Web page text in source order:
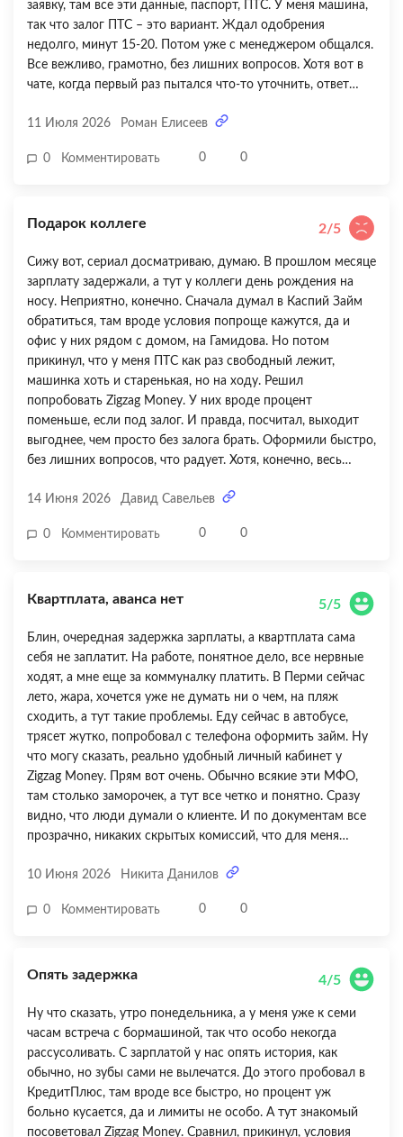
заявку, там все эти данные, паспорт, ПТС. У меня машина,
так что залог ПТС – это вариант. Ждал одобрения
недолго, минут 15-20. Потом уже с менеджером общался.
Все вежливо, грамотно, без лишних вопросов. Хотя вот в
чате, когда первый раз пытался что-то уточнить, ответ
обед был или народу много, не знаю. В общем, все
Купил подарок, все довольны. Конечно, хотелось бы,
сейчас, к слову, пробки какие-то жуткие, видимо, из-за
ремонта дорог. Вот и приходится в такие моменты голову
ломать. А так, все норм, жить можно.
11 Июля 2026 Роман Елисеев
0 Комментировать 0 0
Подарок коллеге 2/5
Сижу вот, сериал досматриваю, думаю. В прошлом месяце
зарплату задержали, а тут у коллеги день рождения на
носу. Неприятно, конечно. Сначала думал в Каспий Займ
обратиться, там вроде условия попроще кажутся, да и
офис у них рядом с домом, на Гамидова. Но потом
прикинул, что у меня ПТС как раз свободный лежит,
машинка хоть и старенькая, но на ходу. Решил
попробовать Zigzag Money. У них вроде процент
поменьше, если под залог. И правда, посчитал, выходит
выгоднее, чем просто без залога брать. Оформили быстро,
без лишних вопросов, что радует. Хотя, конечно, весь
сказать, деньги получил, подарок купил. Пробежался по
конечно, кусаются. В целом, свою задачу Zigzag Money
14 Июня 2026 Давид Савельев
0 Комментировать 0 0
Квартплата, аванса нет 5/5
Блин, очередная задержка зарплаты, а квартплата сама
себя не заплатит. На работе, понятное дело, все нервные
ходят, а мне еще за коммуналку платить. В Перми сейчас
лето, жара, хочется уже не думать ни о чем, на пляж
сходить, а тут такие проблемы. Еду сейчас в автобусе,
трясет жутко, попробовал с телефона оформить займ. Ну
что могу сказать, реально удобный личный кабинет у
Zigzag Money. Прям вот очень. Обычно всякие эти МФО,
там столько заморочек, а тут все четко и понятно. Сразу
видно, что люди думали о клиенте. И по документам все
прозрачно, никаких скрытых комиссий, что для меня
Единственный минус, конечно, это процентная ставка, но
лишней бюрократии и нервов. В общем, для таких
10 Июня 2026 Никита Данилов
0 Комментировать 0 0
Опять задержка 4/5
Ну что сказать, утро понедельника, а у меня уже к семи
часам встреча с бормашиной, так что особо некогда
рассусоливать. С зарплатой у нас опять история, как
обычно, но зубы сами не вылечатся. До этого пробовал в
КредитПлюс, там вроде все быстро, но процент уж
больно кусается, да и лимиты не особо. А тут знакомый
посоветовал Zigzag Money. Сравнил, прикинул, условия